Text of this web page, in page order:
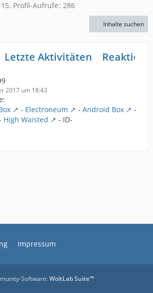
15 Profil-Aufrufe 286
Inhalte suchen
Letzte Aktivitäten
2017 um 18:43
- Electroneum - Android Box
-
High Waisted
- ID-
Impressum
Software:WoltLab Suite™